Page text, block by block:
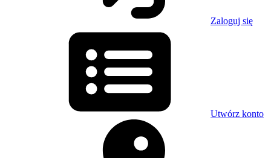
Zaloguj się
Utwórz konto